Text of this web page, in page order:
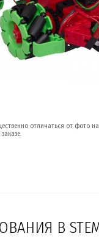
отличаться от фото
В STEM